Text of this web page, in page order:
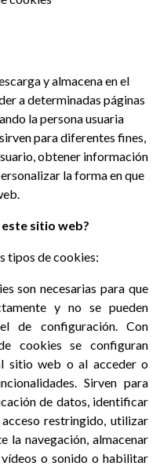
y almacena en el
a determinadas páginas
la persona usuaria
para diferentes fines,
obtener información
la forma en que
sitio web?
tipos de cookies:
son necesarias para que
y no se pueden
de configuración. Con
cookies se configuran
sitio web o al acceder o
Sirven para
de datos, identificar
restringido, utilizar
la navegación, almacenar
o sonido o habilitar